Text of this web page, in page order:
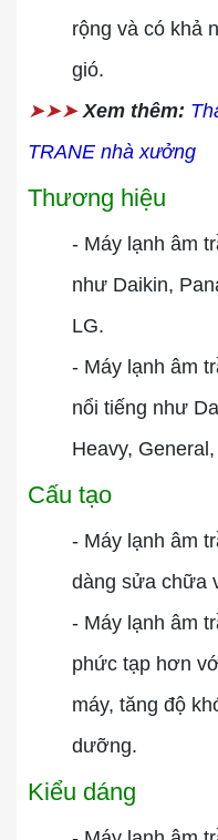
rộng và có khả
gió.
➤➤➤ Xem thêm:
TRANE nhà xưởng
Thương hiệu
- Máy lạnh âm
như Daikin,
LG.
- Máy lạnh âm
nổi tiếng như
Heavy,
Cấu tạo
- Máy lạnh âm
dàng sửa chữa
- Máy lạnh âm
phức tạp hơn
máy, tăng độ
dưỡng.
Kiểu dáng